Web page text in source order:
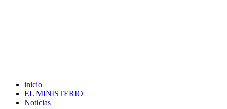
inicio
EL MINISTERIO
Noticias